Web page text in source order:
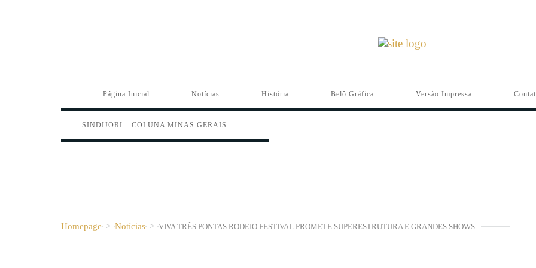
Página Inicial Notícias História Belô Gráfica Versão Impressa
SINDIJORI – COLUNA MINAS GERAIS
Homepage > Notícias > VIVA TRÊS PONTAS RODEIO FESTIVAL PROMETE SUPERESTRUTURA E GRANDES SHOWS